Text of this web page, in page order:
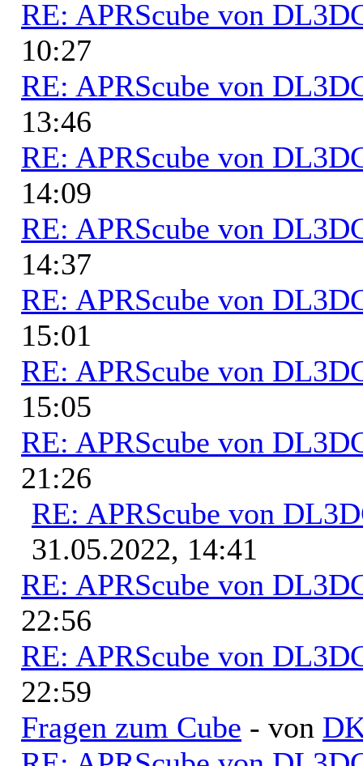
RE: APRScube von
10:27
RE: APRScube von
13:46
RE: APRScube von
14:09
RE: APRScube von
14:37
RE: APRScube von
15:01
RE: APRScube von
15:05
RE: APRScube von
21:26
RE: APRScube von
31.05.2022, 14:41
RE: APRScube von
22:56
RE: APRScube von
22:59
Fragen zum Cube - von